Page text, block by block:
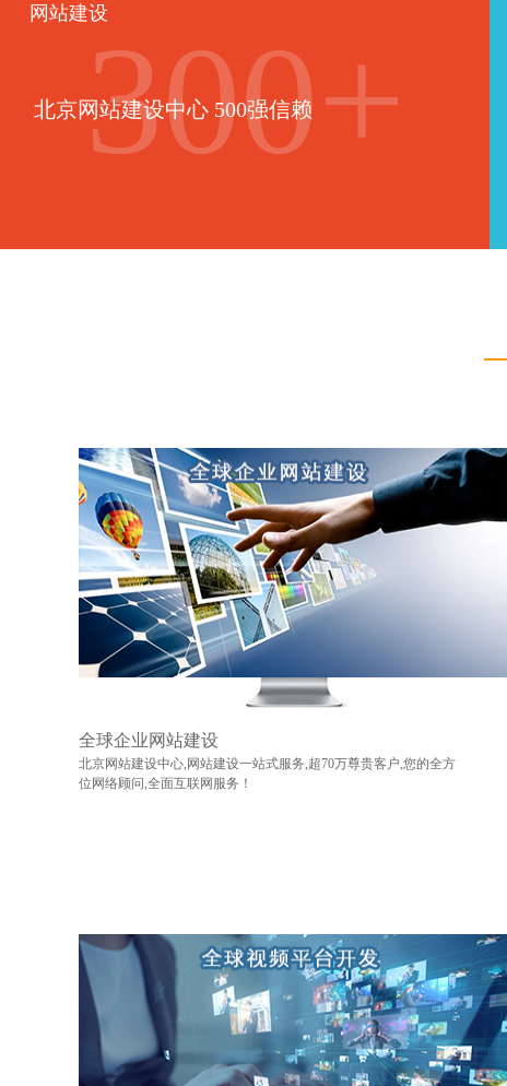
网站建设
北京网站建设中心 500强信赖
300+
全球企业网站建设
北京网站建设中心,网站建设一站式服务,超70万尊贵客户,您的全方
位网络顾问,全面互联网服务！